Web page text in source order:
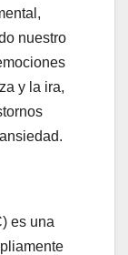
nuestro
y la ira,
es una